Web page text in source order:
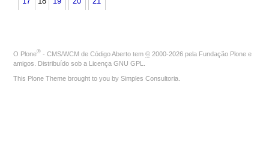
O Plone® - CMS/WCM de Código Aberto tem © 2000-2026 pela Fundação Plone e
amigos. Distribuído sob a Licença GNU GPL
This Plone Theme brought to you by Simples Consultoria